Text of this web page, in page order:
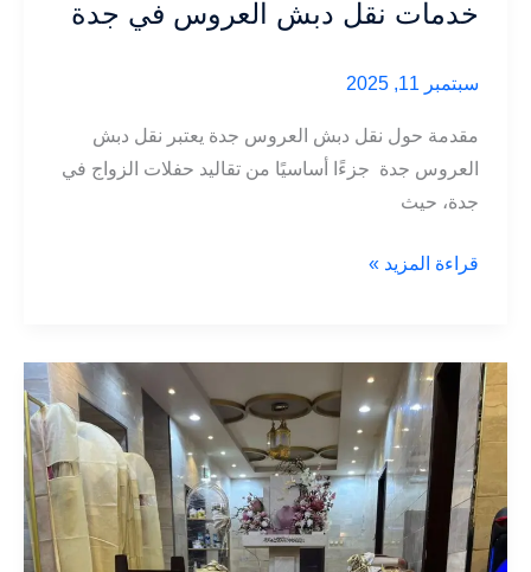
خدمات نقل دبش العروس في جدة
سبتمبر 11, 2025
مقدمة حول نقل دبش العروس جدة يعتبر نقل دبش
العروس جدة جزءًا أساسيًا من تقاليد حفلات الزواج في
جدة، حيث
خدمات
العروس
في
جدة
قراءة المزيد »